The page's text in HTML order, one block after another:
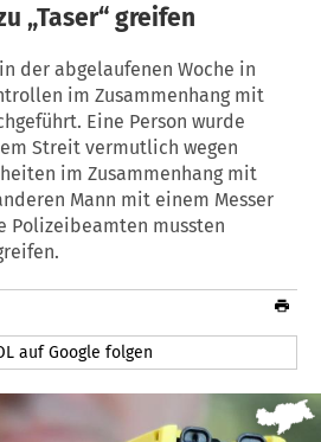
„Taser“ greifen
der abgelaufenen Woche in
im Zusammenhang mit
Eine Person wurde
Streit vermutlich wegen
im Zusammenhang mit
Mann mit einem Messer
Polizeibeamten mussten
auf Google folgen